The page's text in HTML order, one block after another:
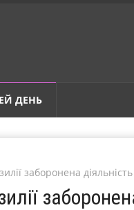
ДЕНЬ
заборонена